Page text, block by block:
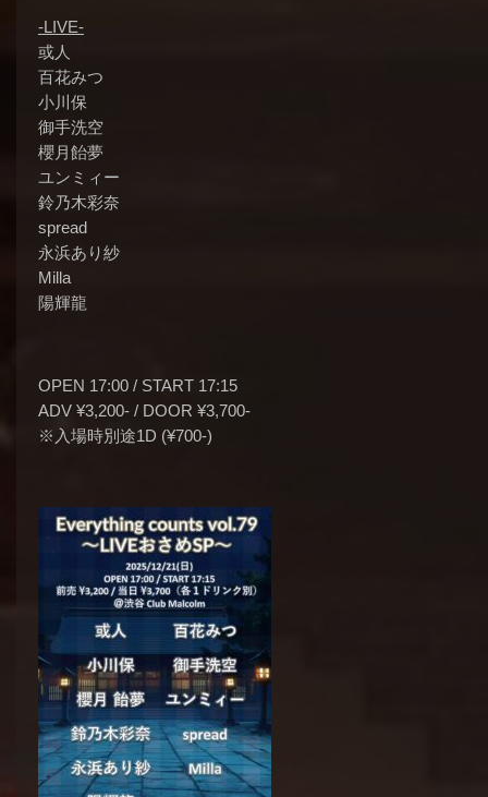
-LIVE-
或人
百花みつ
小川保
御手洗空
櫻月飴夢
ユンミィー
鈴乃木彩奈
spread
永浜あり紗
Milla
陽輝龍
OPEN 17:00 / START 17:15
ADV ¥3,200- / DOOR ¥3,700-
※入場時別途1D (¥700-)